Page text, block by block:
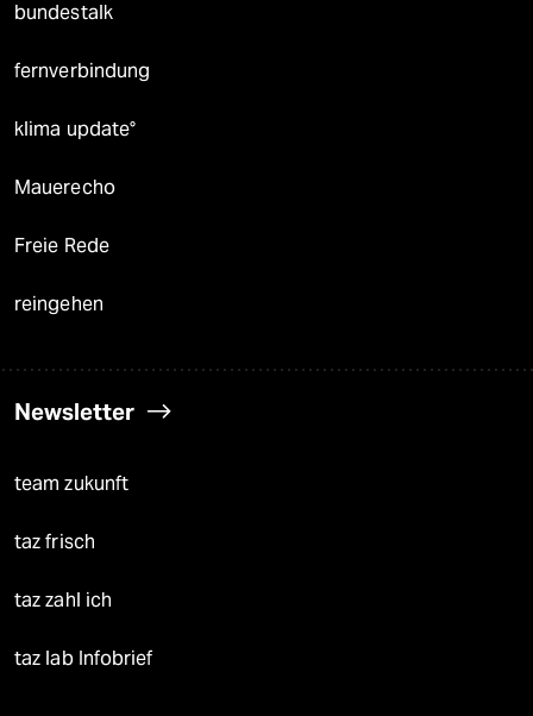
bundestalk
fernverbindung
klima update°
Mauerecho
Freie Rede
reingehen
Newsletter
team zukunft
taz frisch
taz zahl ich
taz lab Infobrief